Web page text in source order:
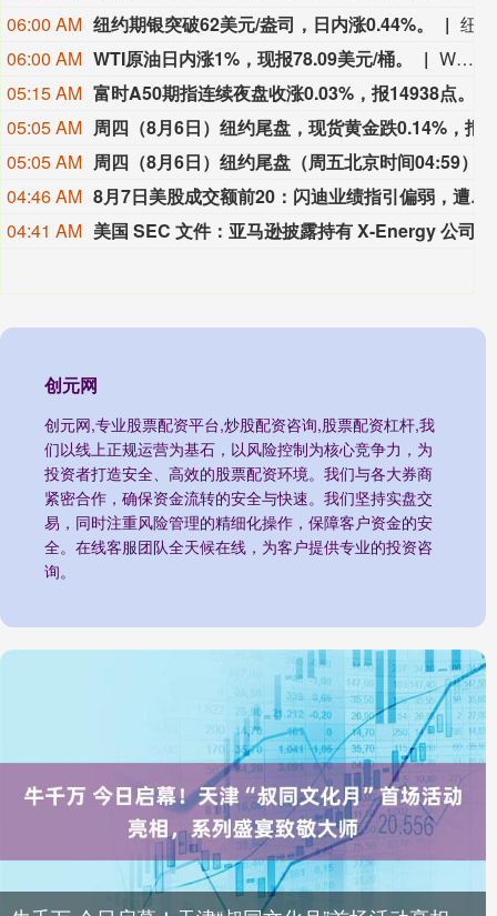
06:00 AM 纽约期银突破62美元/盎司，日内涨0.44%。
06:00 AM WTI原油日内涨1%，现报78.09美元/桶。
WTI原油日内涨1%，现报78.09美元/桶。
05:15 AM 富时A50期指连续夜盘收涨0.03%，报14938点。
05:05 AM
05:05 AM
04:46 AM
8月7日美股成交额前20：闪迪业绩指引偏弱，遭花旗等券商下调目标价
04:41 AM
创元网
创元网,专业股票配资平台,炒股配资咨询,股票配资杠杆,我
们以线上正规运营为基石，以风险控制为核心竞争力，为
投资者打造安全、高效的股票配资环境。我们与各大券商
紧密合作，确保资金流转的安全与快速。我们坚持实盘交
易，同时注重风险管理的精细化操作，保障客户资金的安
全。在线客服团队全天候在线，为客户提供专业的投资咨
询。